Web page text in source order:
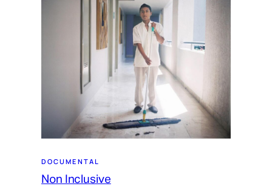
DOCUMENTAL
Non Inclusive